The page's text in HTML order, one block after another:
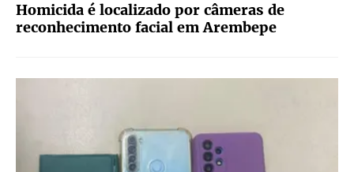
Homicida é localizado por câmeras de
reconhecimento facial em Arembepe